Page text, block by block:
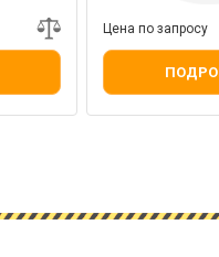
Цена по запросу